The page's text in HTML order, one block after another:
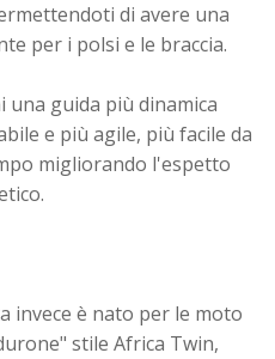
di avere una
per i polsi e le braccia.
una guida più dinamica
e più agile, più facile da
migliorando l'espetto
invece è nato per le moto
stile Africa Twin,